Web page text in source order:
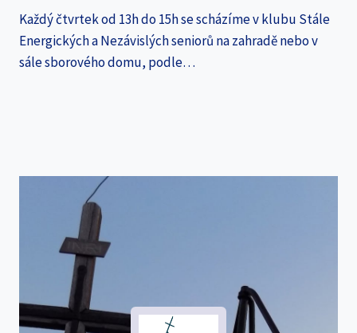
Každý čtvrtek od 13h do 15h se scházíme v klubu Stále
Energických a Nezávislých seniorů na zahradě nebo v
sále sborového domu, podle…